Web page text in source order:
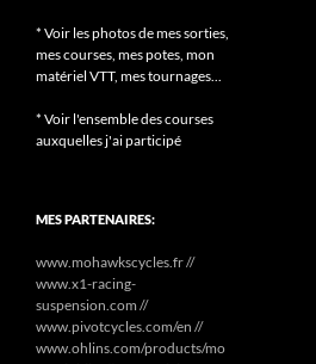
* Voir les photos de mes sorties,
mes courses, mes potes, mon
matériel VTT, mes tournages...
* Voir l'ensemble des courses
auxquelles j'ai participé
MES PARTENAIRES:
www.mohawkscycles.fr //
www.x1-racing-
suspension.com //
www.pivotcycles.com/en //
www.ohlins.com/products/mo